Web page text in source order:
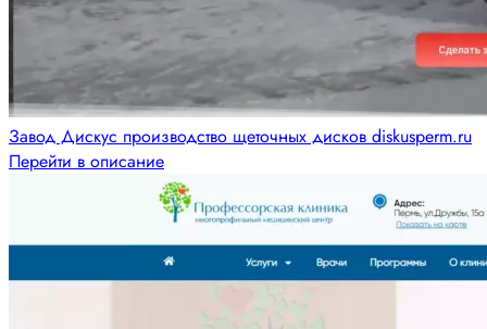
Завод Дискус производство щеточных дисков diskusperm.ru
Перейти в описание